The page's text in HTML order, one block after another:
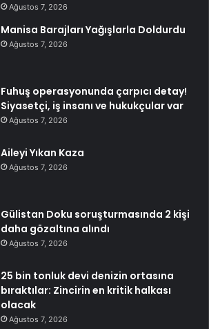
Ağustos 7, 2026
Manisa Barajları Yağışlarla Doldurdu
Ağustos 7, 2026
Fuhuş operasyonunda çarpıcı detay!
Siyasetçi, iş insanı ve hukukçular var
Ağustos 7, 2026
Aileyi Yıkan Kaza
Ağustos 7, 2026
Gülistan Doku soruşturmasında 2 kişi
daha gözaltına alındı
Ağustos 7, 2026
25 bin tonluk devi denizin ortasına
bıraktılar: Zincirin en kritik halkası
olacak
Ağustos 7, 2026